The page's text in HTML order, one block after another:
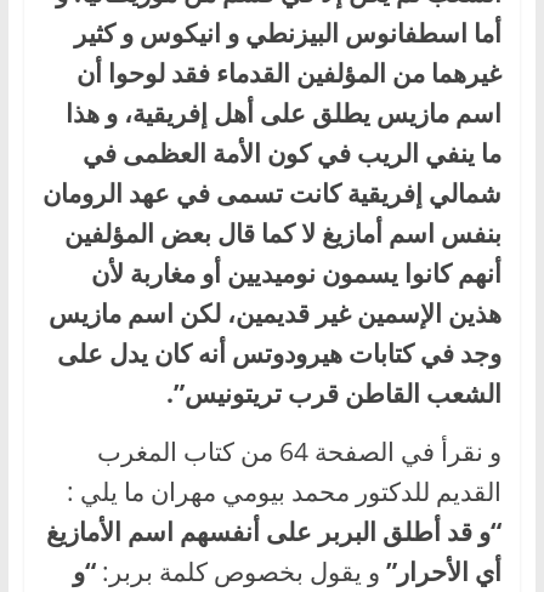
أما اسطفانوس البيزنطي و انيكوس و كثير
غيرهما من المؤلفين القدماء فقد لوحوا أن
اسم مازيس يطلق على أهل إفريقية، و هذا
ما ينفي الريب في كون الأمة العظمى في
شمالي إفريقية كانت تسمى في عهد الرومان
بنفس اسم أمازيغ لا كما قال بعض المؤلفين
أنهم كانوا يسمون نوميديين أو مغاربة لأن
هذين الإسمين غير قديمين، لكن اسم مازيس
وجد في كتابات هيرودوتس أنه كان يدل على
الشعب القاطن قرب تريتونيس”.
و نقرأ في الصفحة 64 من كتاب المغرب
القديم للدكتور محمد بيومي مهران ما يلي :
“و قد أطلق البربر على أنفسهم اسم الأمازيغ
أي الأحرار”و يقول بخصوص كلمة بربر: “و